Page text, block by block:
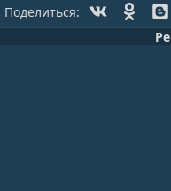
Поделиться: Vk Ok